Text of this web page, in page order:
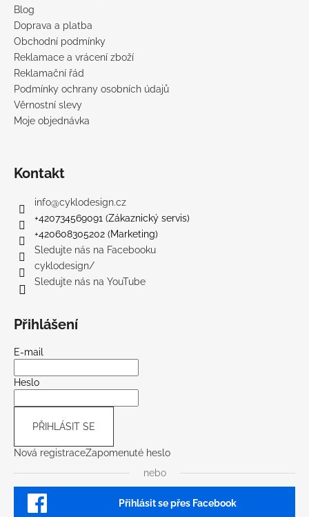
Blog
Doprava a platba
Obchodní podmínky
Reklamace a vrácení zboží
Reklamační řád
Podmínky ochrany osobních údajů
Věrnostní slevy
Moje objednávka
Kontakt
info@cyklodesign.cz
+420734569091 (Zákaznický servis)
+420608305202 (Marketing)
Sledujte nás na Facebooku
cyklodesign/
Sledujte nás na YouTube
Přihlášení
E-mail
Heslo
PŘIHLÁSIT SE
Nová registraceZapomenuté heslo
nebo
Přihlásit se přes Facebook